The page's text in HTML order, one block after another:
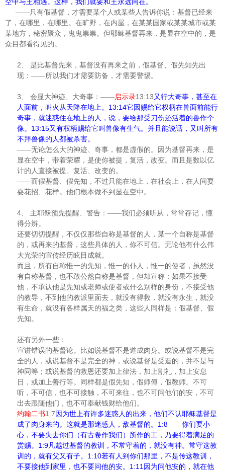
空中与主相遇。这样，我们就要和主永远同在。
——只有假基督，才需要某个人或某些人告诉你说：基督已经来
了，在哪里，在哪里。在旷野，在内屋，在某某国家或某某城市或某
某地方，秘密聚众，鬼鬼祟祟。但耶稣基督再来，是显在空中的，是
众目都看得见的。
2、 是比基督先来，基督没有再来之前，假基督、假先知先出
现：——所以我们才需要防备，才需要警惕。
3、 会显大神迹、大奇事：——启示录13:13 又行大奇事，甚至在
人面前，叫火从天降在地上。 13:14它因赐给它权柄在兽面前能行
奇事，就迷惑住在地上的人，说，要给那受刀伤还活着的兽作个
像。 13:15又有权柄赐给它叫兽像有生气。并且能说话，又叫所有
不拜兽像的人都被杀害。
——无论怎么大的神迹、奇事，都是虚假的。因为基督再来，是
显在空中，带着荣耀，是使你被提，复活，改变。而且是数以亿
计的人直接被提、复活、改变的。
——而假基督、假先知，不过只能在地上，在社会上，在人间耍
耍花招、花样。他们根本做不到显在空中。
4、 主耶稣预先提醒、警告：——我们必须听从，常常存记，懂
得分辨。
还要切切提醒，不仅仅那些自称是基督的人，某一个自称是基督
的，或再来的基督，这些具体的人，你不可信。无论他有什么伟
大光荣的宣传经历眩目成就。
而且，所有自称惟一的先知，惟一的仆人，惟一的使者，虽然没
有自称基督，也不敢公然自称是基督，但却宣称：如果不接受
他，不承认他是先知或老师或使者或什么别样的身份，不接受他
的教导，不到他的教派里面去，就没有得救，就没有永生，就没
有生命，就没有各样属天的福之类，这些人同样是：假基督、假
先知。
还有另外一些：
宣讲错误的基督论。比如说基督不是道成肉身。或说基督不是完
全的人，或说基督不是完全的神，或说基督是受造的，并不是与
神同等；或说基督的救恩还要加上律法，加上割礼，加上安息
日，或加上善行等。同样都是假先知，假师傅，假教师。不可
听，不可信，也不可接触，不可来往，也不可问他们的安，不可
出去跟随他们，也不可奉献钱财给他们。
约翰二书1:7 因为世上有许多迷惑人的出来，他们不认耶稣基督是
成了肉身来的。这就是那迷惑人，敌基督的。 1:8 你们要小
心，不要失去你们（有古卷作我们）所作的工，乃要得着满足的
赏赐。 1:9凡越过基督的教训，不常守着的，就没有神。常守这教
训的，就有父又有子。 1:10若有人到你们那里，不是传这教训，
不要接他到家里，也不要问他的安。 1:11 因为问他安的，就在他